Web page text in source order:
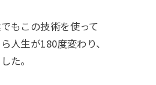
もこの技術を使って
人生が180度変わり、
た。